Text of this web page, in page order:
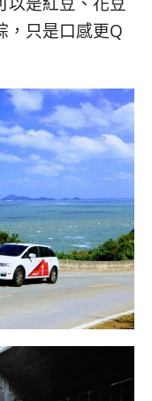
，只是口感更Q